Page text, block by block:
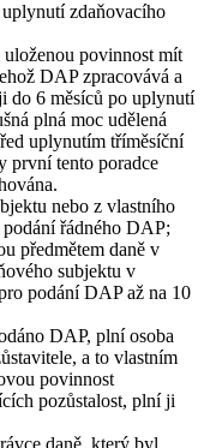
zdaňovacího
povinnost mít
DAP zpracovává a
do 6 měsíců po uplynutí
plná moc udělená
uplynutím tříměsíční
první tento poradce
nebo z vlastního
řádného DAP;
předmětem daně v
subjektu v
podání DAP až na 10
DAP, plní osoba
a to vlastním
povinnost
pozůstalost, plní ji